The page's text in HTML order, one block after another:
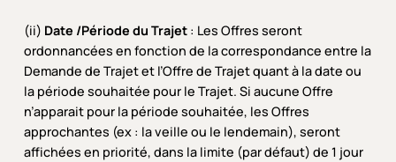
(ii) Date /Période du Trajet: Les Offres seront
ordonnancées en fonction de la correspondance entre la
Demande de Trajet et l’Offre de Trajet quant à la date ou
la période souhaitée pour le Trajet. Si aucune Offre
n’apparait pour la période souhaitée, les Offres
approchantes (ex : la veille ou le lendemain), seront
affichées en priorité, dans la limite (par défaut) de 1 jour